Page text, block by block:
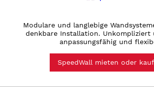
Modulare und langlebige
denkbare Installation. Unkompliziert
anpassungsfähig und
SpeedWall mieten oder